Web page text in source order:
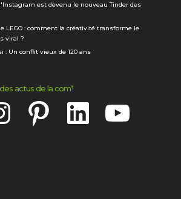
est devenu le nouveau Tinder des
LEGO : comment la créativité transforme le
viral ?
: Un conflit vieux de 120 ans
actus de la com’!
Pinterest LinkedIn